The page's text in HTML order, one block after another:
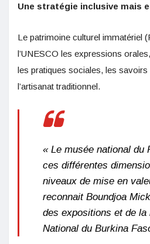
Une stratégie inclusive mais
Le patrimoine culturel immatériel
l’UNESCO les expressions
les pratiques sociales, les savoirs
l’artisanat traditionnel.
« Le musée national du
ces différentes
niveaux de mise en
reconnait Boundjoa
des expositions et de la
National du Burkina